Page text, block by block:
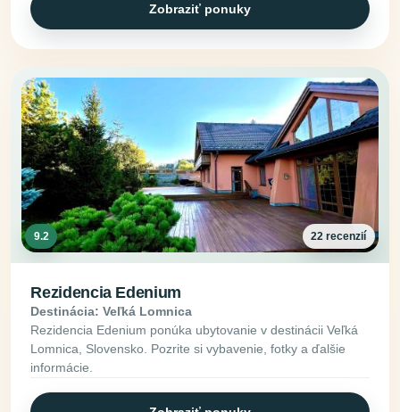
Zobraziť ponuky
9.2 22 recenzií
Rezidencia Edenium
Destinácia: Veľká Lomnica
Rezidencia Edenium ponúka ubytovanie v destinácii Veľká
Lomnica, Slovensko. Pozrite si vybavenie, fotky a ďalšie
informácie.